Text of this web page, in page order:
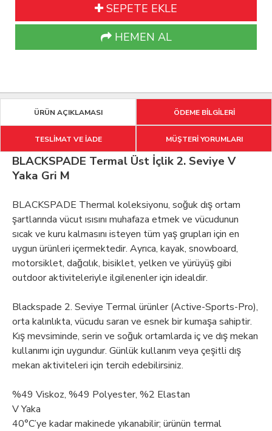
SEPETE EKLE
HEMEN AL
ÜRÜN AÇIKLAMASI ÖDEME BİLGİLERİ
TESLİMAT VE İADE MÜŞTERİ YORUMLARI
BLACKSPADE Termal Üst İçlik 2. Seviye V
Yaka Gri M
BLACKSPADE Thermal koleksiyonu, soğuk dış ortam
şartlarında vücut ısısını muhafaza etmek ve vücudunun
sıcak ve kuru kalmasını isteyen tüm yaş grupları için en
uygun ürünleri içermektedir. Ayrıca, kayak, snowboard,
motorsiklet, dağcılık, bisiklet, yelken ve yürüyüş gibi
outdoor aktiviteleriyle ilgilenenler için idealdir.
Blackspade 2. Seviye Termal ürünler (Active-Sports-Pro),
orta kalınlıkta, vücudu saran ve esnek bir kumaşa sahiptir.
Kış mevsiminde, serin ve soğuk ortamlarda iç ve dış mekan
kullanımı için uygundur. Günlük kullanım veya çeşitli dış
mekan aktiviteleri için tercih edebilirsiniz.
%49 Viskoz, %49 Polyester, %2 Elastan
V Yaka
40°C’ye kadar makinede yıkanabilir; ürünün termal